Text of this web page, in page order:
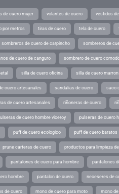
de cuero mujer volantes de cuero vestidos
por metros tiras de cuero tela de cuero
sombreros de cuero de carpincho sombreros de
de cuero de canguro sombrero de cuero
silla de cuero oficina silla de cuero marron
cuero artesanales sandalias de cuero saco
de cuero artesanales riñoneras de cuero
de cuero hombre viceroy pulseras de cuero
puff de cuero ecologico puff de cuero baratos
prune carteras de cuero productos para limpieza
pantalones de cuero para hombre pantalones
hombre pantalon de cuero neceseres de
de cuero mono de cuero para moto mono